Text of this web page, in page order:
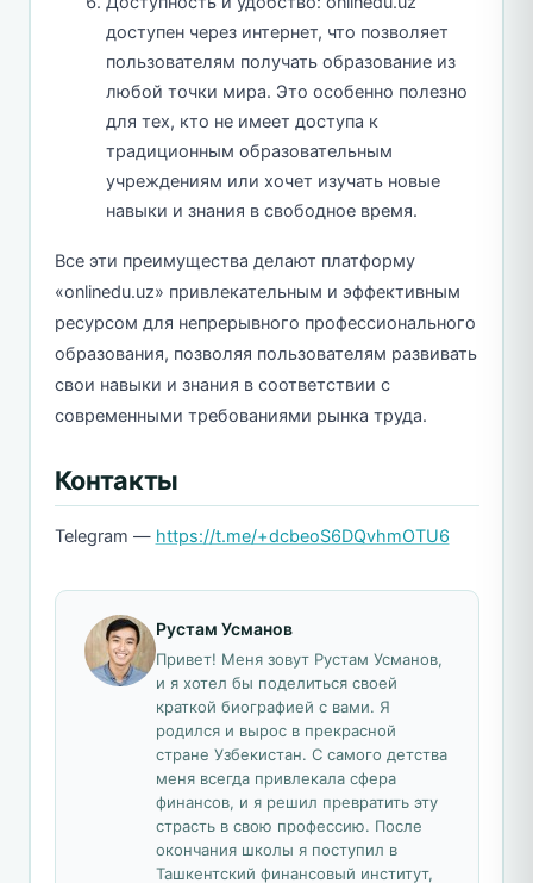
доступен через интернет, что позволяет
пользователям получать образование из
любой точки мира. Это особенно полезно
для тех, кто не имеет доступа к
традиционным образовательным
учреждениям или хочет изучать новые
навыки и знания в свободное время.
Все эти преимущества делают платформу
«onlinedu.uz» привлекательным и эффективным
ресурсом для непрерывного профессионального
образования, позволяя пользователям развивать
свои навыки и знания в соответствии с
современными требованиями рынка труда.
Контакты
Telegram — https://t.me/+dcbeoS6DQvhmOTU6
Рустам Усманов
Привет! Меня зовут Рустам Усманов,
и я хотел бы поделиться своей
краткой биографией с вами. Я
родился и вырос в прекрасной
стране Узбекистан. С самого детства
меня всегда привлекала сфера
финансов, и я решил превратить эту
страсть в свою профессию. После
окончания школы я поступил в
Ташкентский финансовый институт,